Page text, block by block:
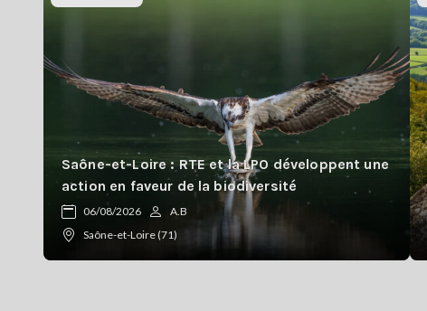
Saône-et-Loire : RTE et la LPO développent une
action en faveur de la biodiversité
06/08/2026
A.B
Saône-et-Loire (71)